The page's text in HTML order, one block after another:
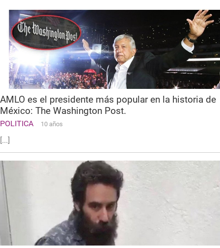
AMLO es el presidente más popular en la historia de
México: The Washington Post.
POLITICA 10 años
[...]